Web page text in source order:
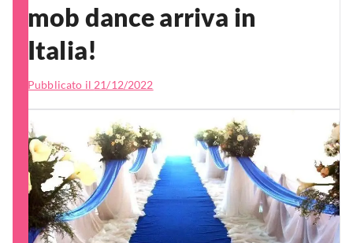
mob dance arriva in
Italia!
Pubblicato il 21/12/2022